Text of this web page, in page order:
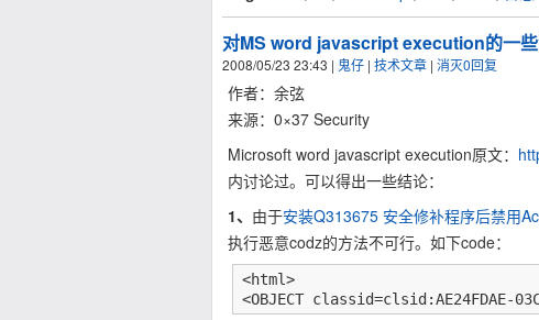
对MS word javascript execution的一
2008/05/23 23:43 | 鬼仔 | 技术文章 | 消灭0回复
作者：余弦
来源：0×37 Security
Microsoft word javascript execution原文：
内讨论过。可以得出一些结论：
1、 由于安装Q313675 安全修补程序后禁用
执行恶意codz的方法不可行。如下code：
<html>
<OBJECT